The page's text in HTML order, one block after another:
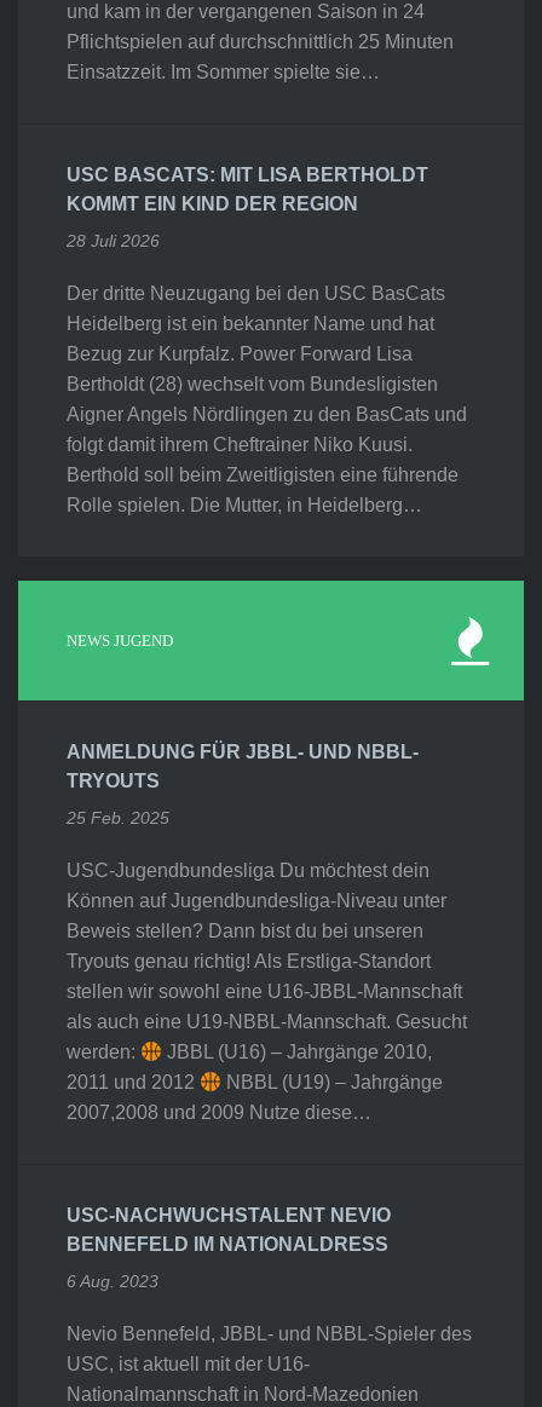
und kam in der vergangenen Saison in 24
Pflichtspielen auf durchschnittlich 25 Minuten
Einsatzzeit. Im Sommer spielte sie…
USC BASCATS: MIT LISA BERTHOLDT
KOMMT EIN KIND DER REGION
28 Juli 2026
Der dritte Neuzugang bei den USC BasCats
Heidelberg ist ein bekannter Name und hat
Bezug zur Kurpfalz. Power Forward Lisa
Bertholdt (28) wechselt vom Bundesligisten
Aigner Angels Nördlingen zu den BasCats und
folgt damit ihrem Cheftrainer Niko Kuusi.
Berthold soll beim Zweitligisten eine führende
Rolle spielen. Die Mutter, in Heidelberg…
NEWS JUGEND
ANMELDUNG FÜR JBBL- UND NBBL-
TRYOUTS
25 Feb. 2025
USC-Jugendbundesliga Du möchtest dein
Können auf Jugendbundesliga-Niveau unter
Beweis stellen? Dann bist du bei unseren
Tryouts genau richtig! Als Erstliga-Standort
stellen wir sowohl eine U16-JBBL-Mannschaft
als auch eine U19-NBBL-Mannschaft. Gesucht
werden:
JBBL (U16) – Jahrgänge 2010,
2011 und 2012
NBBL (U19) – Jahrgänge
2007,2008 und 2009 Nutze diese…
USC-NACHWUCHSTALENT NEVIO
BENNEFELD IM NATIONALDRESS
6 Aug. 2023
Nevio Bennefeld, JBBL- und NBBL-Spieler des
USC, ist aktuell mit der U16-
Nationalmannschaft in Nord-Mazedonien